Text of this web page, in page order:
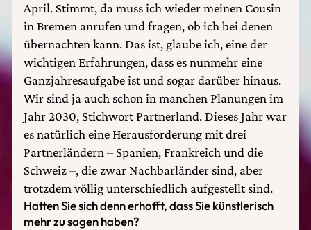
April. Stimmt, da muss ich wieder meinen Cousin
in Bremen anrufen und fragen, ob ich bei denen
übernachten kann. Das ist, glaube ich, eine der
wichtigen Erfahrungen, dass es nunmehr eine
Ganzjahresaufgabe ist und sogar darüber hinaus.
Wir sind ja auch schon in manchen Planungen im
Jahr 2030, Stichwort Partnerland. Dieses Jahr war
es natürlich eine Herausforderung mit drei
Partnerländern – Spanien, Frankreich und die
Schweiz –, die zwar Nachbarländer sind, aber
trotzdem völlig unterschiedlich aufgestellt sind.
Hatten Sie sich denn erhofft, dass Sie künstlerisch
mehr zu sagen haben?